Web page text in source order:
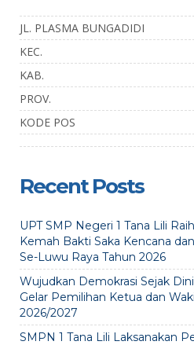
JL. PLASMA BUNGADIDI
KEC.
KAB.
PROV.
KODE POS
Recent Posts
UPT SMP Negeri 1 Tana Lili
Kemah Bakti Saka Kencana
Se-Luwu Raya Tahun 2026
Wujudkan Demokrasi Sejak
Gelar Pemilihan Ketua dan
2026/2027
SMPN 1 Tana Lili Laksanakan